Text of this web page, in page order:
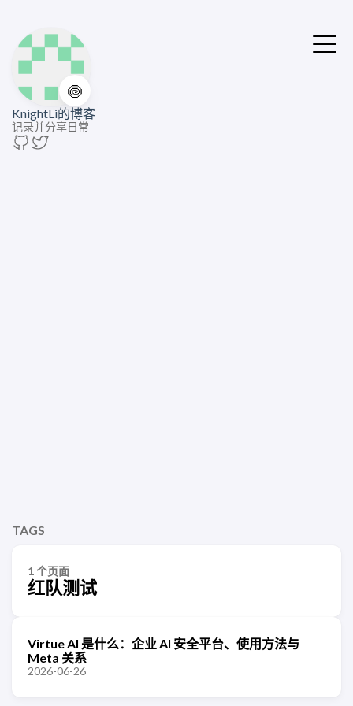
🍥
KnightLi的博客
记录并分享日常
TAGS
1 个页面
红队测试
Virtue AI 是什么：企业 AI 安全平台、使用方法与
Meta 关系
2026-06-26